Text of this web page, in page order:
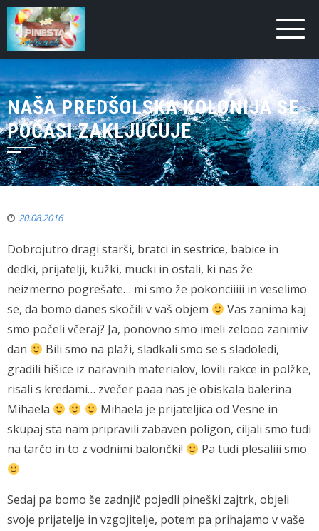
NAŠA PREDŠOLSKA KOLONIJA SE
POČASI ZAKLJUČUJE
20.08.2016
Dobrojutro dragi starši, bratci in sestrice, babice in
dedki, prijatelji, kužki, mucki in ostali, ki nas že
neizmerno pogrešate… mi smo že pokonciiiii in veselimo
se, da bomo danes skočili v vaš objem
Vas zanima kaj
smo počeli včeraj? Ja, ponovno smo imeli zelooo zanimiv
dan
Bili smo na plaži, sladkali smo se s sladoledi,
gradili hišice iz naravnih materialov, lovili rakce in polžke,
risali s kredami… zvečer paaa nas je obiskala balerina
Mihaela
Mihaela je prijateljica od Vesne in
skupaj sta nam pripravili zabaven poligon, ciljali smo tudi
na tarčo in to z vodnimi balončki!
Pa tudi plesaliii smo
Sedaj pa bomo še zadnjič pojedli pineški zajtrk, objeli
svoje prijatelje in vzgojitelje, potem pa prihajamo v vaše